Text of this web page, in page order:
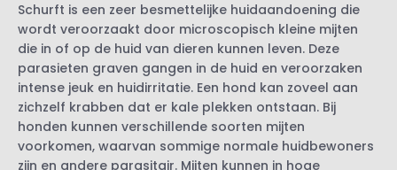
Kan ik schurft krijgen van mijn hond ?
Hoe krijgt een hond schurft?
Symptomen van sarcoptesschurft
Hoe wordt sarcoptesschurft bij honden
vastgesteld?
Behandeling van sarcoptesschurft bij
honden
Schurft is een zeer besmettelijke huidaandoening die
wordt veroorzaakt door microscopisch kleine mijten
die in of op de huid van dieren kunnen leven. Deze
parasieten graven gangen in de huid en veroorzaken
intense jeuk en huidirritatie. Een hond kan zoveel aan
zichzelf krabben dat er kale plekken ontstaan. Bij
honden kunnen verschillende soorten mijten
voorkomen, waarvan sommige normale huidbewoners
zijn en andere parasitair. Mijten kunnen in hoge